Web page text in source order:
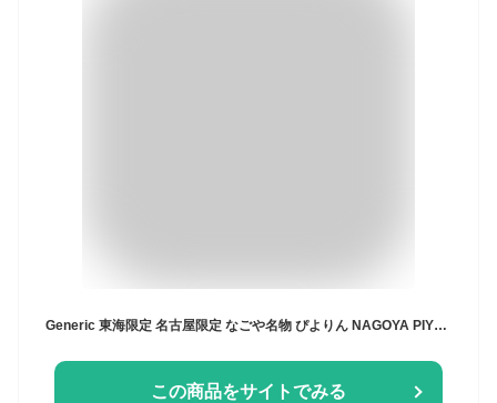
Generic 東海限定 名古屋限定 なごや名物 ぴよりん NAGOYA PIYORIN ショコラタルトクッキー 焼菓子 12個
この商品をサイトでみる